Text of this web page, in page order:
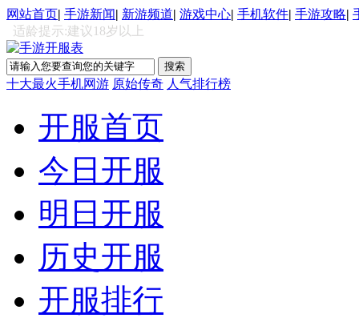
网站首页| 手游新闻| 新游频道| 游戏中心| 手机软件| 手游攻略|
适龄提示:建议18岁以上
十大最火手机网游 原始传奇 人气排行榜
开服首页
今日开服
明日开服
历史开服
开服排行